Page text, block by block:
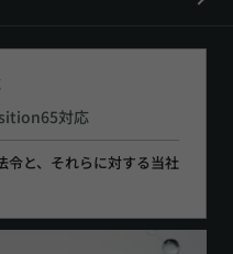
対応
令と、それらに対する当社